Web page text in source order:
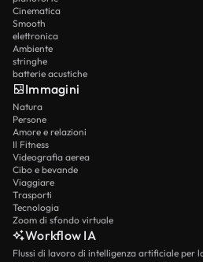
Cinematica
Smooth
elettronica
Ambiente
stringhe
batterie acustiche
Immagini
Natura
Persone
Amore e relazioni
Il Fitness
Videografia aerea
Cibo e bevande
Viaggiare
Trasporti
Tecnologia
Zoom di sfondo virtuale
Workflow IA
Flussi di lavoro di intelligenza artificiale per